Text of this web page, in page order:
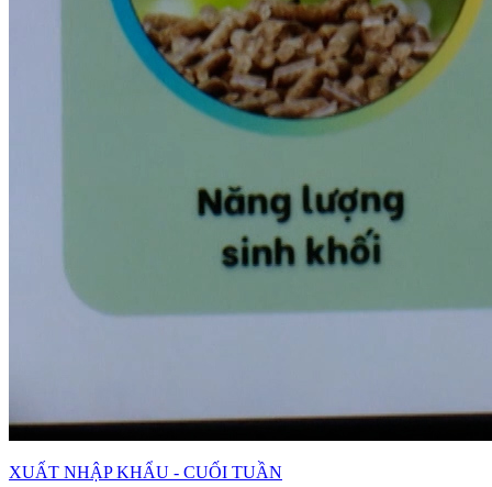
XUẤT NHẬP KHẨU - CUỐI TUẦN